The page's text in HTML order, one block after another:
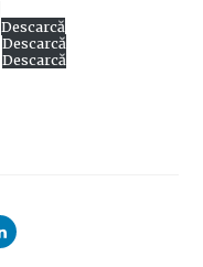
Descarcă
Descarcă
Descarcă